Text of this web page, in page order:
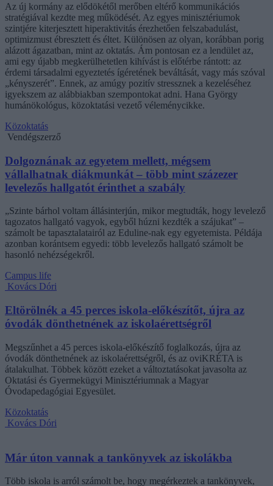
Az új kormány az elődökétől merőben eltérő kommunikációs
stratégiával kezdte meg működését. Az egyes minisztériumok
szintjére kiterjesztett hiperaktivitás érezhetően felszabadulást,
optimizmust ébresztett és éltet. Különösen az olyan, korábban porig
alázott ágazatban, mint az oktatás. Ám pontosan ez a lendület az,
ami egy újabb megkerülhetetlen kihívást is előtérbe rántott: az
érdemi társadalmi egyeztetés ígéretének beváltását, vagy más szóval
„kényszerét”. Ennek, az amúgy pozitív stressznek a kezeléséhez
igyekszem az alábbiakban szempontokat adni. Hana György
humánökológus, közoktatási vezető véleménycikke.
Közoktatás
Vendégszerző
Dolgoznának az egyetem mellett, mégsem
vállalhatnak diákmunkát – több mint százezer
levelezős hallgatót érinthet a szabály
„Szinte bárhol voltam állásinterjún, mikor megtudták, hogy levelező
tagozatos hallgató vagyok, egyből húzni kezdték a szájukat” –
számolt be tapasztalatairól az Eduline-nak egy egyetemista. Példája
azonban korántsem egyedi: több levelezős hallgató számolt be
hasonló nehézségekről.
Campus life
Kovács Dóri
Eltörölnék a 45 perces iskola-előkészítőt, újra az
óvodák dönthetnének az iskolaérettségről
Megszűnhet a 45 perces iskola-előkészítő foglalkozás, újra az
óvodák dönthetnének az iskolaérettségről, és az oviKRÉTA is
átalakulhat. Többek között ezeket a változtatásokat javasolta az
Oktatási és Gyermekügyi Minisztériumnak a Magyar
Óvodapedagógiai Egyesület.
Közoktatás
Kovács Dóri
Már úton vannak a tankönyvek az iskolákba
Több iskola is arról számolt be, hogy megérkeztek a tankönyvek,